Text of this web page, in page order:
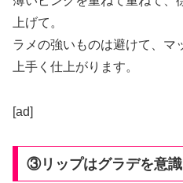
上げて。
ラメの強いものは避けて、マ
上手く仕上がります。
[ad]
③リップはグラデを意識